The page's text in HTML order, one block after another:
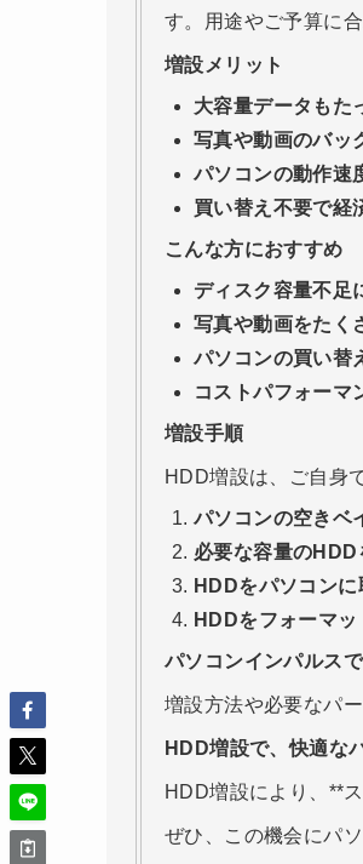
す。用途やご予算に
増設メリット
大容量データもた
写真や動画のバッ
パソコンの動作速
買い替え不要で経
こんな方におすすめ
ディスク容量不足
写真や動画をたく
パソコンの買い替
コストパフォーマ
増設手順
HDD増設は、ご自身
パソコンの空きベ
必要な容量のHDD
HDDをパソコンに
HDDをフォーマッ
パソコンインパルス
増設方法や必要なパ
HDD増設で、快適な
HDD増設により、**
ぜひ、この機会にパ